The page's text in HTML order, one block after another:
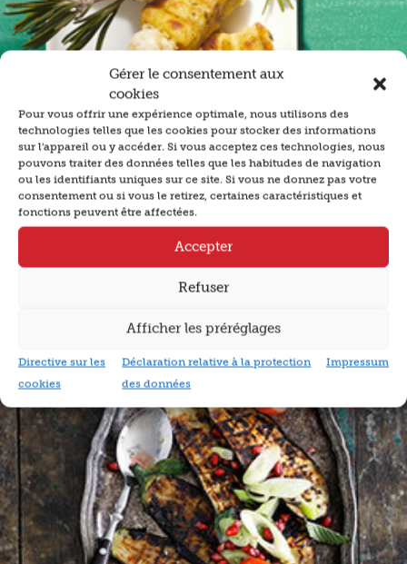
Gérer le consentement aux
cookies
Pour vous offrir une expérience optimale, nous utilisons des
technologies telles que les cookies pour stocker des informations
sur l'appareil ou y accéder. Si vous acceptez ces technologies, nous
pouvons traiter des données telles que les habitudes de navigation
ou les identifiants uniques sur ce site. Si vous ne donnez pas votre
consentement ou si vous le retirez, certaines caractéristiques et
fonctions peuvent être affectées.
Accepter
Refuser
Afficher les préréglages
Directive sur les
cookies
Déclaration relative à la protection
des données
Impressum
Sticks de romarin à la polenta
plus